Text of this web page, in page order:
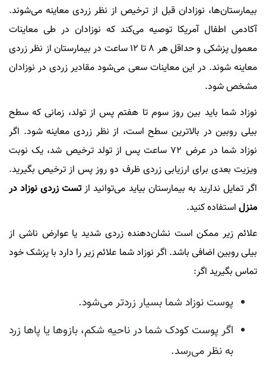
بیمارستان‌ها، نوزادان قبل از ترخیص از نظر زردی معاینه می‌شوند.
آکادمی اطفال آمریکا توصیه می‌کند که نوزادان در طی معاینات
معمول پزشکی و حداقل هر 8 تا 12 ساعت در بیمارستان از نظر زردی
معاینه شوند. در این معاینات سعی می‌شود مقادیر زردی در نوزادان
مشخص شود.
نوزاد شما باید بین روز سوم تا هفتم پس از تولد، زمانی که سطح
بیلی روبین در بالاترین سطح است، از نظر زردی معاینه شود. اگر
نوزاد شما در عرض 72 ساعت پس از تولد ترخیص شد، یک نوبت
ویزیت بعدی برای ارزیابی زردی ظرف دو روز پس از ترخیص بگیرید.
اگر تمایل ندارید به بیمارستان بیاید می‌توانید ازتست زردی نوزاد در
منزل استفاده کنید.
علائم زیر ممکن است نشان‌دهنده زردی شدید یا عوارض ناشی از
بیلی روبین اضافی باشد. اگر نوزاد شما علائم زیر را دارد با پزشک خود
تماس بگیرید اگر:
پوست نوزاد شما بسیار زردتر می‌شود.
اگر پوست کودک شما در ناحیه شکم، بازوها یا پاها زرد
به نظر می‌رسد.